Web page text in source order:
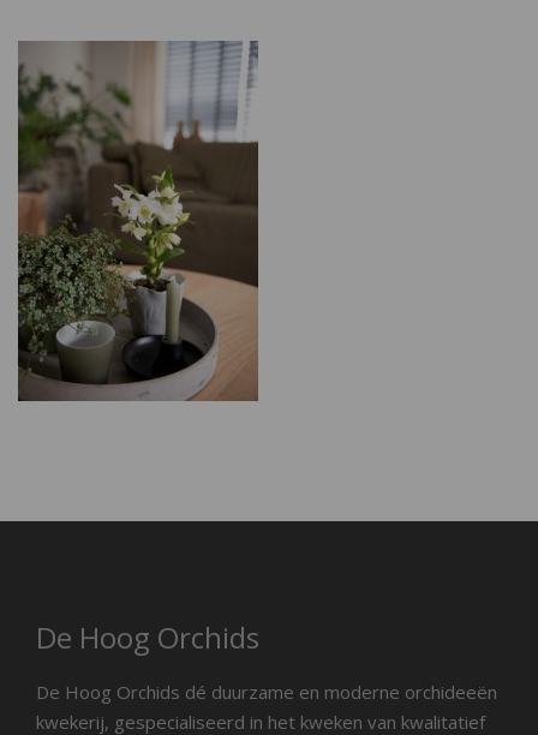
De Hoog Orchids
De Hoog Orchids dé duurzame en moderne orchideeën
kwekerij, gespecialiseerd in het kweken van kwalitatief